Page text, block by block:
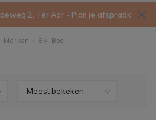
2, Ter Aar - Plan je afspraak
Merken By-Boo